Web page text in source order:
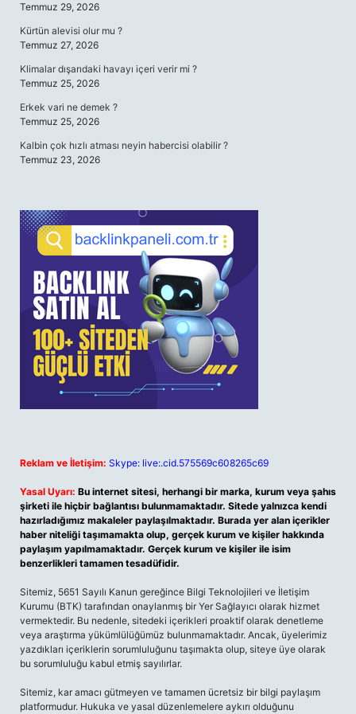
Temmuz 29, 2026
Kürtün alevisi olur mu ?
Temmuz 27, 2026
Klimalar dışarıdaki havayı içeri verir mi ?
Temmuz 25, 2026
Erkek vari ne demek ?
Temmuz 25, 2026
Kalbin çok hızlı atması neyin habercisi olabilir ?
Temmuz 23, 2026
Reklam ve İletişim: Skype: live:.cid.575569c608265c69
Yasal Uyarı: Bu internet sitesi, herhangi bir marka, kurum veya şahıs
şirketi ile hiçbir bağlantısı bulunmamaktadır. Sitede yalnızca kendi
hazırladığımız makaleler paylaşılmaktadır. Burada yer alan içerikler
haber niteliği taşımamakta olup, gerçek kurum ve kişiler hakkında
paylaşım yapılmamaktadır. Gerçek kurum ve kişiler ile isim
benzerlikleri tamamen tesadüfidir.
Sitemiz, 5651 Sayılı Kanun gereğince Bilgi Teknolojileri ve İletişim
Kurumu (BTK) tarafından onaylanmış bir Yer Sağlayıcı olarak hizmet
vermektedir. Bu nedenle, sitedeki içerikleri proaktif olarak denetleme
veya araştırma yükümlülüğümüz bulunmamaktadır. Ancak, üyelerimiz
yazdıkları içeriklerin sorumluluğunu taşımakta olup, siteye üye olarak
bu sorumluluğu kabul etmiş sayılırlar.
Sitemiz, kar amacı gütmeyen ve tamamen ücretsiz bir bilgi paylaşım
platformudur. Hukuka ve yasal düzenlemelere aykırı olduğunu